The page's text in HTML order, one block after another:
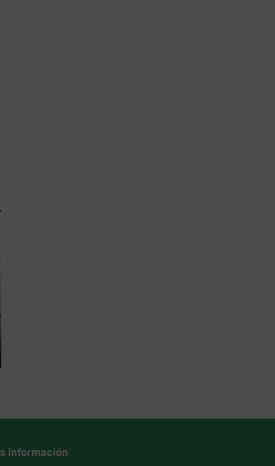
información